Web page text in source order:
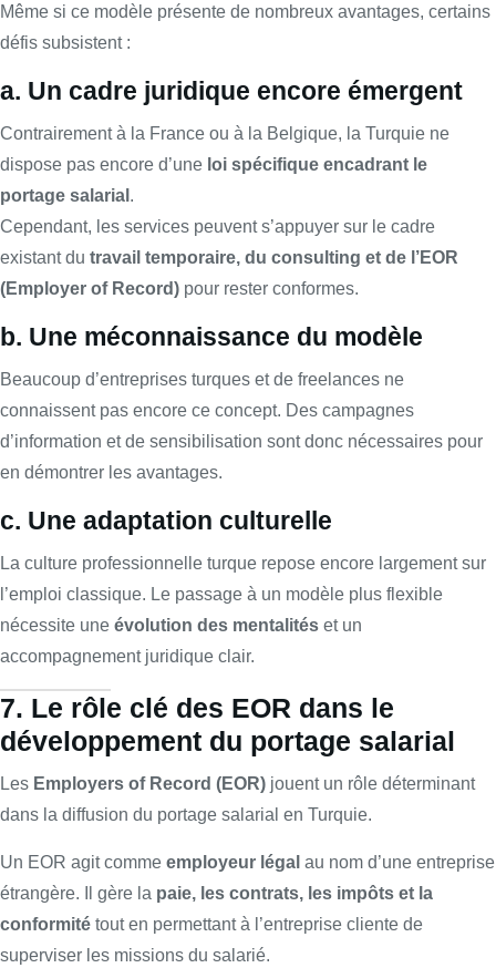
Même si ce modèle présente de nombreux avantages, certains
défis subsistent :
a. Un cadre juridique encore émergent
Contrairement à la France ou à la Belgique, la Turquie ne
dispose pas encore d’une loi spécifique encadrant le
portage salarial .
Cependant, les services peuvent s’appuyer sur le cadre
existant du travail temporaire, du consulting et de l’EOR
(Employer of Record) pour rester conformes.
b. Une méconnaissance du modèle
Beaucoup d’entreprises turques et de freelances ne
connaissent pas encore ce concept. Des campagnes
d’information et de sensibilisation sont donc nécessaires pour
en démontrer les avantages.
c. Une adaptation culturelle
La culture professionnelle turque repose encore largement sur
l’emploi classique. Le passage à un modèle plus flexible
nécessite une évolution des mentalités et un
accompagnement juridique clair.
7. Le rôle clé des EOR dans le
développement du portage salarial
Les Employers of Record (EOR) jouent un rôle déterminant
dans la diffusion du portage salarial en Turquie.
Un EOR agit comme employeur légal au nom d’une entreprise
étrangère. Il gère la paie, les contrats, les impôts et la
conformité tout en permettant à l’entreprise cliente de
superviser les missions du salarié.